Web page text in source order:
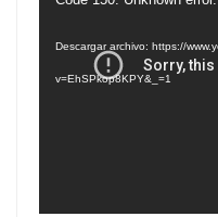
Descargar archivo: https://
v=EhSPkop8KPY&_=1